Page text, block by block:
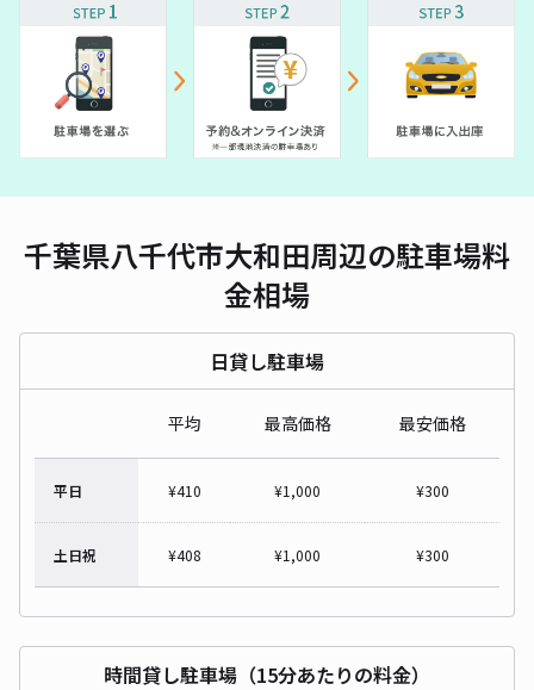
千葉県八千代市大和田周辺の駐車場料
金相場
日貸し駐車場
平均 最高価格 最安価格
平日 ¥410 ¥1,000 ¥300
土日祝 ¥408 ¥1,000 ¥300
時間貸し駐車場（15分あたりの料金）